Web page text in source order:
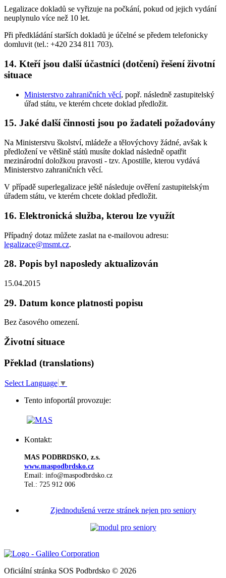
Legalizace dokladů se vyřizuje na počkání, pokud od jejich vydání
neuplynulo více než 10 let.
Při předkládání starších dokladů je účelné se předem telefonicky
domluvit (tel.: +420 234 811 703).
14. Kteří jsou další účastníci (dotčení) řešení životní
situace
Ministerstvo zahraničních věcí, popř. následně zastupitelský
úřad státu, ve kterém chcete doklad předložit.
15. Jaké další činnosti jsou po žadateli požadovány
Na Ministerstvu školství, mládeže a tělovýchovy žádné, avšak k
předložení ve většině států musíte doklad následně opatřit
mezinárodní doložkou pravosti - tzv. Apostille, kterou vydává
Ministerstvo zahraničních věcí.
V případě superlegalizace ještě následuje ověření zastupitelským
úřadem státu, ve kterém chcete doklad předložit.
16. Elektronická služba, kterou lze využít
Případný dotaz můžete zaslat na e-mailovou adresu:
legalizace@msmt.cz.
28. Popis byl naposledy aktualizován
15.04.2015
29. Datum konce platnosti popisu
Bez časového omezení.
Životní situace
Překlad (translations)
Select Language ▼
Tento infoportál provozuje:
Kontakt:
MAS PODBRDSKO, z.s.
www.maspodbrdsko.cz
Email: info@maspodbrdsko.cz
Tel.: 725 912 006
Zjednodušená verze stránek nejen pro seniory
Oficiální stránka SOS Podbrdsko © 2026